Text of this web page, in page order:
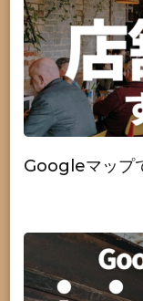
Googleマップ